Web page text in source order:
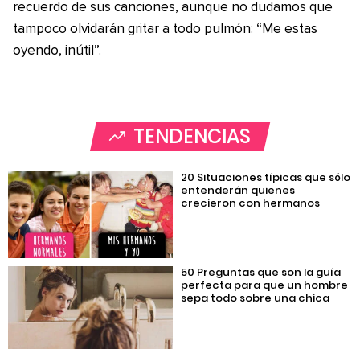
recuerdo de sus canciones, aunque no dudamos que
tampoco olvidarán gritar a todo pulmón: “Me estas
oyendo, inútil”.
TENDENCIAS
20 Situaciones típicas que sólo
entenderán quienes
crecieron con hermanos
50 Preguntas que son la guía
perfecta para que un hombre
sepa todo sobre una chica